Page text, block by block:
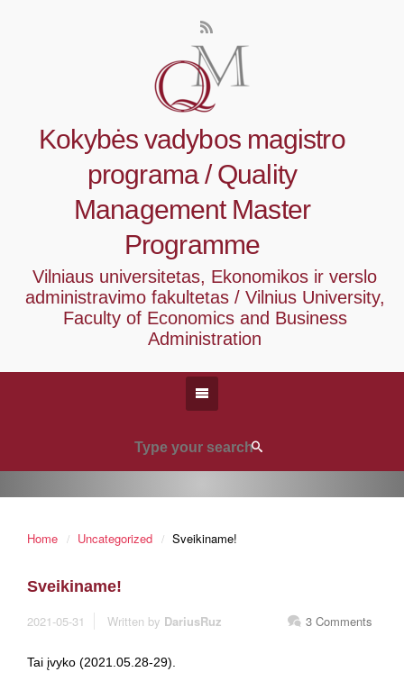
Kokybės vadybos magistro
programa / Quality
Management Master
Programme
Vilniaus universitetas, Ekonomikos ir verslo
administravimo fakultetas / Vilnius University,
Faculty of Economics and Business
Administration
Home Uncategorized Sveikiname!
Sveikiname!
2021-05-31 3 Comments
Written by DariusRuz
Tai įvyko (2021.05.28-29).